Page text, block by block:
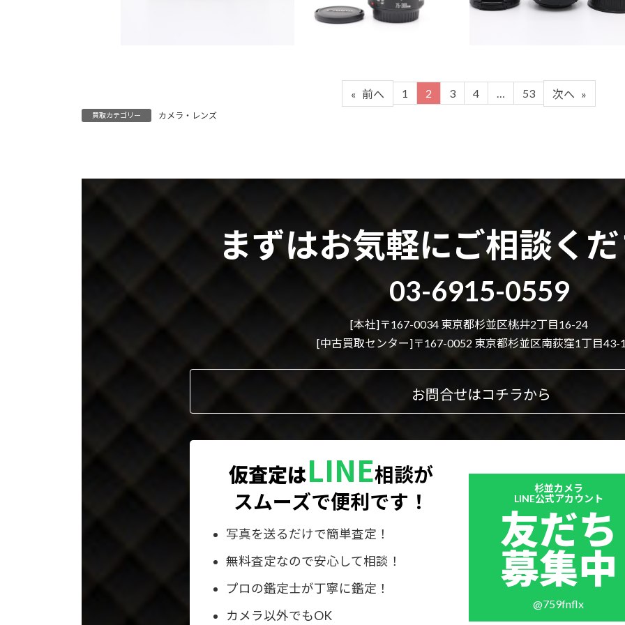
« 前へ 1 2 3 4 … 53 次へ »
買取カテゴリー カメラ・レンズ
まずはお気軽にご相談く
03-6915-0559
ク
[本社]〒167-0034 東京都杉並区桃井2丁目16-24
[中古買取センター]〒167-0052 東京都杉並区南荻窪1丁目43-
お問合せはコチラから
仮査定はLINE相談が
スムーズで便利です！
写真を送るだけで簡単査定！
無料査定なので安心して相談！
プロの鑑定士が丁寧に鑑定！
カメラ以外でもOK
杉並カメラ
LINE公式アカウント
友だち
募集中
@759fnflx